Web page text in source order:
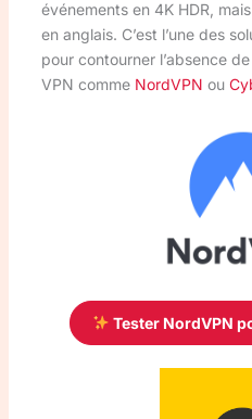
événements en 4K HDR,
en anglais. C’est l’une des
pour contourner l’absence
VPN comme NordVPN ou
Tester NordVPN